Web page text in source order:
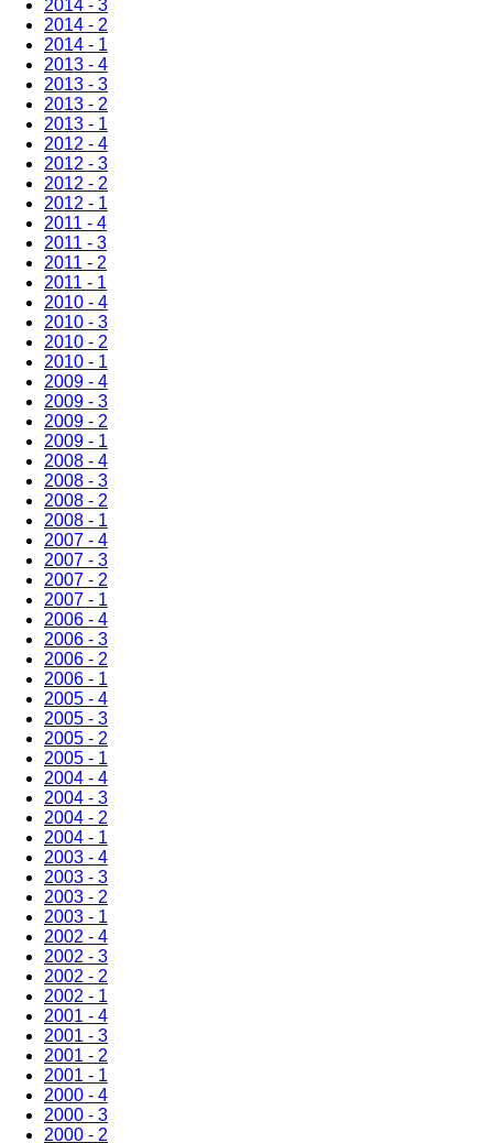
2014 - 3
2014 - 2
2014 - 1
2013 - 4
2013 - 3
2013 - 2
2013 - 1
2012 - 4
2012 - 3
2012 - 2
2012 - 1
2011 - 4
2011 - 3
2011 - 2
2011 - 1
2010 - 4
2010 - 3
2010 - 2
2010 - 1
2009 - 4
2009 - 3
2009 - 2
2009 - 1
2008 - 4
2008 - 3
2008 - 2
2008 - 1
2007 - 4
2007 - 3
2007 - 2
2007 - 1
2006 - 4
2006 - 3
2006 - 2
2006 - 1
2005 - 4
2005 - 3
2005 - 2
2005 - 1
2004 - 4
2004 - 3
2004 - 2
2004 - 1
2003 - 4
2003 - 3
2003 - 2
2003 - 1
2002 - 4
2002 - 3
2002 - 2
2002 - 1
2001 - 4
2001 - 3
2001 - 2
2001 - 1
2000 - 4
2000 - 3
2000 - 2